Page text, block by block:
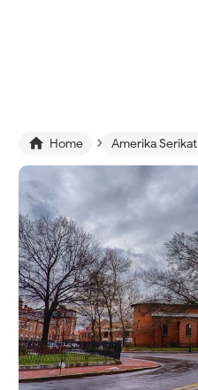
 Home › Amerika Serikat